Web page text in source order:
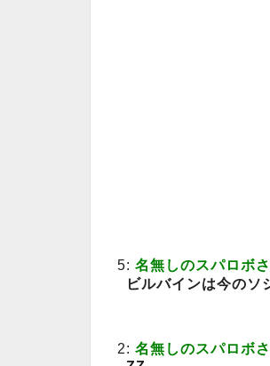
5: 名無しのスパロボ
ビルバインは今のソ
2: 名無しのスパロボ